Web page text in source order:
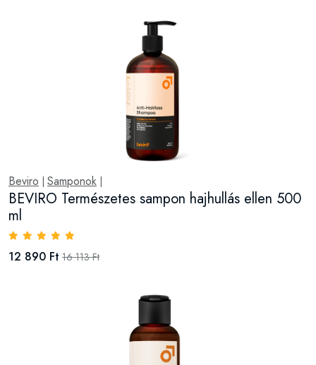
Beviro Samponok
BEVIRO Természetes sampon hajhullás ellen 500
ml
12 890 Ft 16 113 Ft